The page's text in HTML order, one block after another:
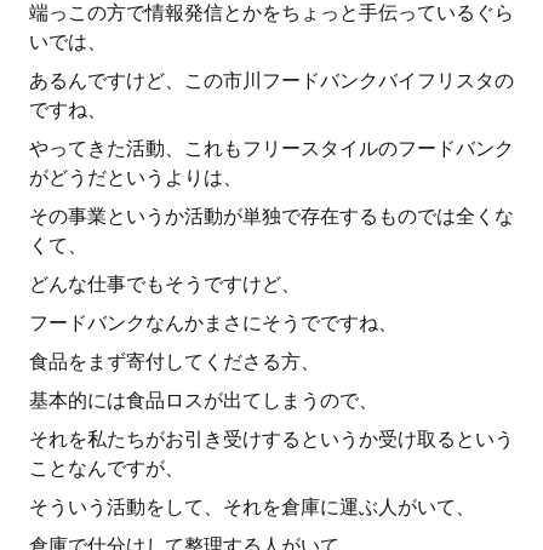
端っこの方で情報発信とかをちょっと手伝っているぐら
いでは、
あるんですけど、この市川フードバンクバイフリスタの
ですね、
やってきた活動、これもフリースタイルのフードバンク
がどうだというよりは、
その事業というか活動が単独で存在するものでは全くな
くて、
どんな仕事でもそうですけど、
フードバンクなんかまさにそうでですね、
食品をまず寄付してくださる方、
基本的には食品ロスが出てしまうので、
それを私たちがお引き受けするというか受け取るという
ことなんですが、
そういう活動をして、それを倉庫に運ぶ人がいて、